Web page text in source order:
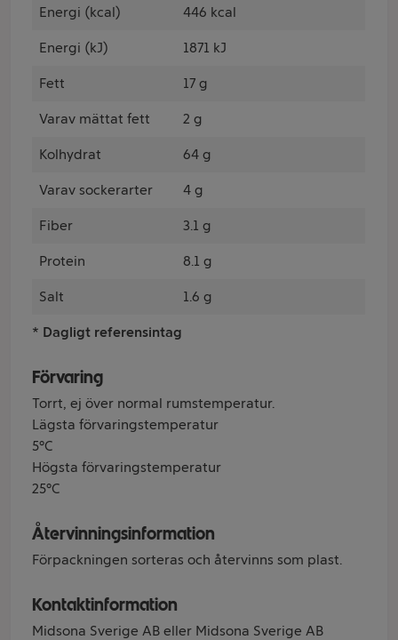
Energi (kcal) 446 kcal
Energi (kJ) 1871 kJ
Fett 17 g
Varav mättat fett 2 g
Kolhydrat 64 g
Varav sockerarter 4 g
Fiber 3.1 g
Protein 8.1 g
Salt 1.6 g
* Dagligt referensintag
Förvaring
Torrt, ej över normal rumstemperatur.
Lägsta förvaringstemperatur
5°C
Högsta förvaringstemperatur
25°C
Återvinningsinformation
Förpackningen sorteras och återvinns som plast.
Kontaktinformation
Midsona Sverige AB eller Midsona Sverige AB